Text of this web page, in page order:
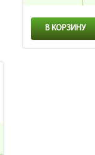
В КОРЗИНУ